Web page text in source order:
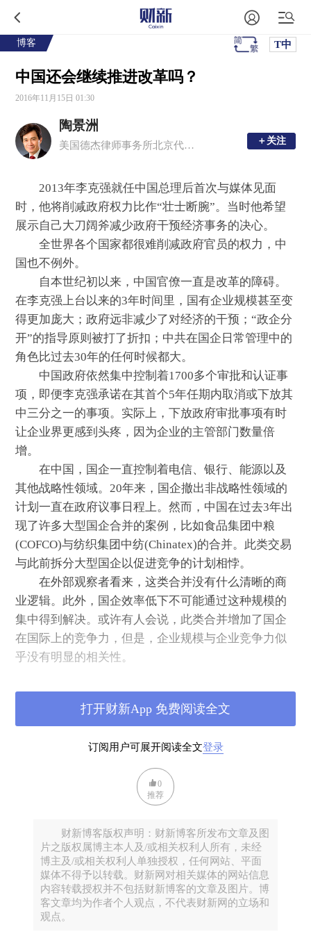
博客 T中
中国还会继续推进改革吗？
2016年11月15日 01:30
陶景洲
美国德杰律师事务所北京代表处首席代表 ＋关注
＋关注
2013年李克强就任中国总理后首次与媒体见面
时，他将削减政府权力比作“壮士断腕”。当时他希望
展示自己大刀阔斧减少政府干预经济事务的决心。
全世界各个国家都很难削减政府官员的权力，中
国也不例外。
自本世纪初以来，中国官僚一直是改革的障碍。
在李克强上台以来的3年时间里，国有企业规模甚至变
得更加庞大；政府远非减少了对经济的干预；“政企分
开”的指导原则被打了折扣；中共在国企日常管理中的
角色比过去30年的任何时候都大。
中国政府依然集中控制着1700多个审批和认证事
项，即便李克强承诺在其首个5年任期内取消或下放其
中三分之一的事项。实际上，下放政府审批事项有时
让企业界更感到头疼，因为企业的主管部门数量倍
增。
在中国，国企一直控制着电信、银行、能源以及
其他战略性领域。20年来，国企撤出非战略性领域的
计划一直在政府议事日程上。然而，中国在过去3年出
现了许多大型国企合并的案例，比如食品集团中粮
(COFCO)与纺织集团中纺(Chinatex)的合并。此类交易
与此前拆分大型国企以促进竞争的计划相悖。
在外部观察者看来，这类合并没有什么清晰的商
业逻辑。此外，国企效率低下不可能通过这种规模的
集中得到解决。或许有人会说，此类合并增加了国企
在国际上的竞争力，但是，企业规模与企业竞争力似
乎没有明显的相关性。
企主导的领域里发挥重要作用。这也与政府政策相
悖，具体而言，早在2013年11月中国领导层就已经宣
对国有企业的控制的目标，取代了始于上世纪90年代
初、将政府和政治职能从国企分离出去（即政企分
最近，数家国有上市公司修改了公司章程，规定
公司党委必须参与决策过程，即便中国的《公司法》
没有这样的要求。
等待《公司法》修改后再这样做原本将更好地贯
彻党的纪律，这样可以避免违反2013年11月的中共中
央委员会决议中制定的“全面依法治国”的原则。
除了让民众感到更加担忧和不安以外，中国经济
订阅用户可展开阅读全文登录
打开财新App 免费阅读全文
0
推荐
财新博客版权声明：财新博客所发布文章及图
片之版权属博主本人及/或相关权利人所有，未经
博主及/或相关权利人单独授权，任何网站、平面
媒体不得予以转载。财新网对相关媒体的网站信息
内容转载授权并不包括财新博客的文章及图片。博
客文章均为作者个人观点，不代表财新网的立场和
观点。